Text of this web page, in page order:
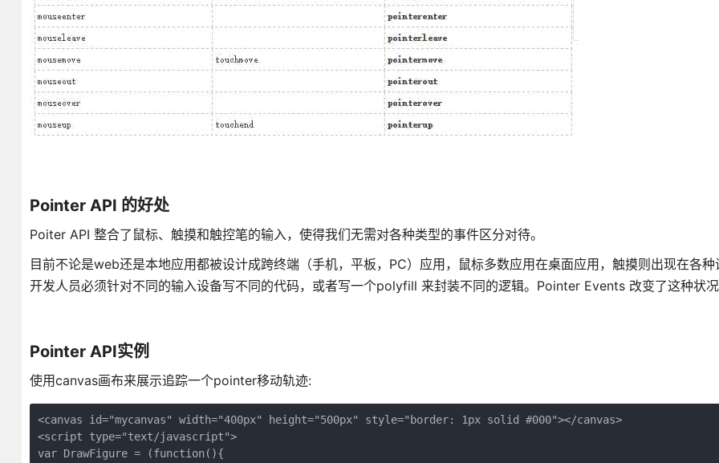
Pointer API 的好处
Poiter API 整合了鼠标、触摸和触控笔的输入，使得我们无需对各种类型的事件区分对待。
目前不论是web还是本地应用都被设计成跨终端（手机，平板，PC）应用，鼠标多数应用在桌面应用，触摸则出现在各
开发人员必须针对不同的输入设备写不同的代码，或者写一个polyfill 来封装不同的逻辑。Pointer Events 改变了这种状况
Pointer API实例
使用canvas画布来展示追踪一个pointer移动轨迹:
<canvas id="mycanvas" width="400px" height="500px" style="border: 1px solid #000"></canvas>
<script type="text/javascript">
var DrawFigure = (function(){